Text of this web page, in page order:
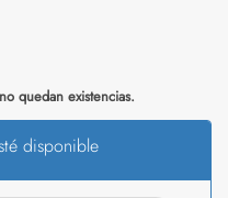
quedan existencias.
disponible